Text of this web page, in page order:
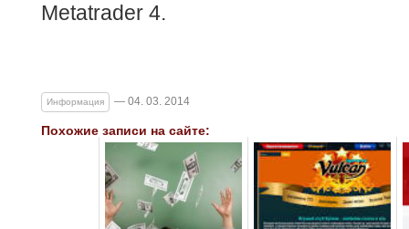
Metatrader 4.
Информация — 04. 03. 2014
Похожие записи на сайте: